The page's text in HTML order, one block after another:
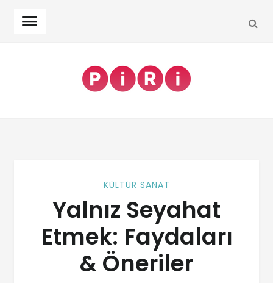
KÜLTÜR SANAT
Yalnız Seyahat
Etmek: Faydaları
& Öneriler